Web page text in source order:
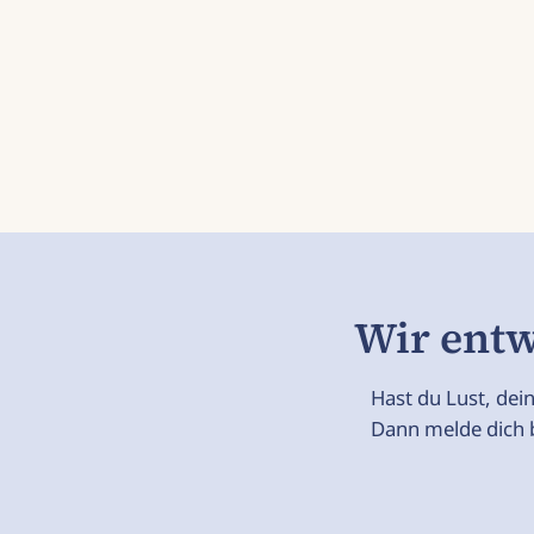
Wir
Hast du Lust,
Dann melde dich